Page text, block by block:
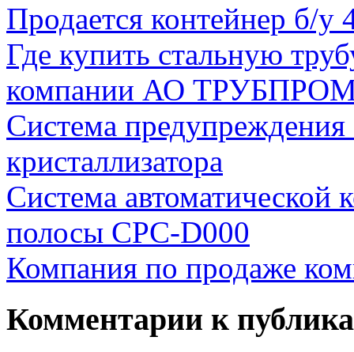
Продается контейнер б/у
Где купить стальную
компании АО
Система предупреждения
кристаллизатора
Система автоматической
полосы CPC-D000
Компания по продаже
Комментарии к